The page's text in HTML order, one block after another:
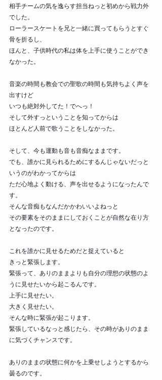
相手チームの気を逸らす担当ねっと初めから戦力外
でした。
ローラースケートを兄と一緒に買ってもらうとすぐ
骨を折るし、
ほんと、子供時代の私は体を上手に使うことができ
なかった。
音楽の時間も教会での聖歌の時間も気持ちよく声を
出すけど
いつも絶対外してた！でへっ！
そして外すっということを知ってからは
ほとんど人前で歌うことをしなかった。
そして、今も運動も音も音痴なままです。
でも、誰かに見られるためにするんじゃないだっと
いうのがわかってからは
ただ心地よく動ける、声を出せるようになったんで
す。
そんな音痴もなんだかかわいいよねっと
その要素をそのままにしておくことが自然な在り方
となったのです。
これを誰かに見せるためだと捉えていると
きっと緊張します。
緊張って、ありのままよりも自分の理想の状態のよ
うに見せたいから起こるんです。
上手に見せたい。
大きく見せたい。
そんな時に緊張が起こります。
緊張しているなっと感じたら、その時がありのまま
に気づくチャンスです。
ありのままの状態に何かを上乗せしようとするから
曇るのです。